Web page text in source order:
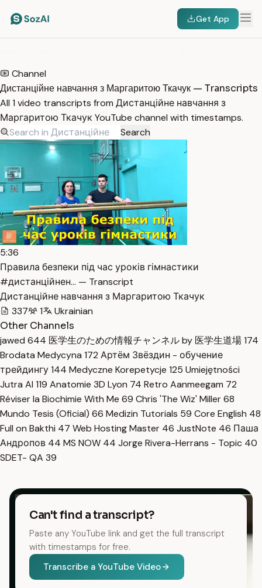
Get App
Channel
Дистанційне навчання з Маргаритою Ткачук — Transcripts
All 1 video transcripts from Дистанційне навчання з
Маргаритою Ткачук YouTube channel with timestamps.
Search
5:36
Правила безпеки під час уроків гімнастики
#дистанційнен… — Transcript
Дистанційне навчання з Маргаритою Ткачук
337
1
Ukrainian
Other Channels
jawed 644 医学生のための情報チャンネル by 医学生道場174
Brodata Medycyna 172 Артём Звёздин - обучение
трейдингу144 Medyczne Korepetycje 125 Umiejętności
Jutra AI 119 Anatomie 3D Lyon 74 Retro Aanmeegam 72
Réviser la Biochimie With Me 69 Chris 'The Wiz' Miller68
Mundo Tesis (Oficial) 66 Medizin Tutorials 59 Core English 48
Full on Bakthi 47 Web Hosting Master 46 JustNote 46 Паша
Андропов 44 MS NOW 44 Jorge Rivera-Herrans - Topic 40
SDET- QA 39
Can't find a transcript?
Paste any YouTube link and get the full transcript
with timestamps for free.
Transcribe a YouTube Video